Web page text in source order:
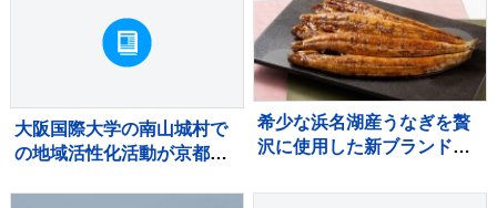
メートル記録
大阪国際大学の南山城村で
の地域活性化活動が京都府
希少な浜名湖産うなぎを贅
沢に使用した新ブランド